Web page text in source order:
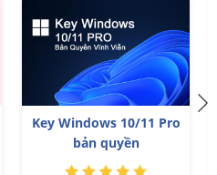
Key Windows 10/11 Pro
bản quyền